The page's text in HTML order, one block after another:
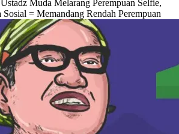
Muda Melarang Perempuan Selfie,
= Memandang Rendah Perempuan